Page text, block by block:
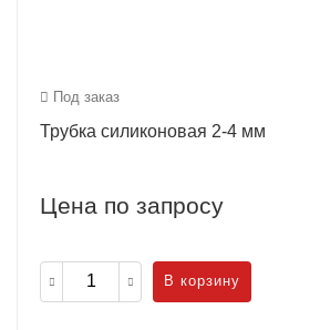
Под заказ
Трубка силиконовая 2-4 мм
Цена по запросу
В корзину